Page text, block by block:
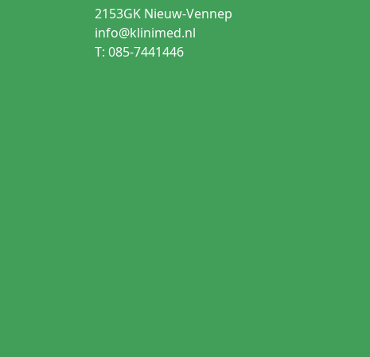
2153GK Nieuw-Vennep
info@klinimed.nl
T: 085-7441446